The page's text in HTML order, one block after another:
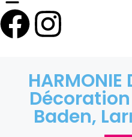
HARMONIE
Baden,